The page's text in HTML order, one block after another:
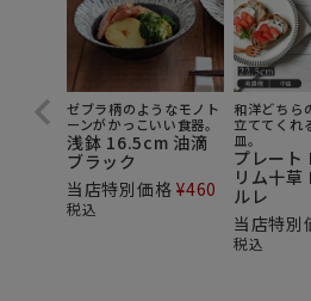
ゼブラ柄のようなモノト
ーンがかっこいい食器。
浅鉢 16.5cm 油滴
ブラック
当店特別価格 ¥460
税込
和洋どちら
立ててくれ
皿。
プレート
リム十草
ルレ
当店特別
税込